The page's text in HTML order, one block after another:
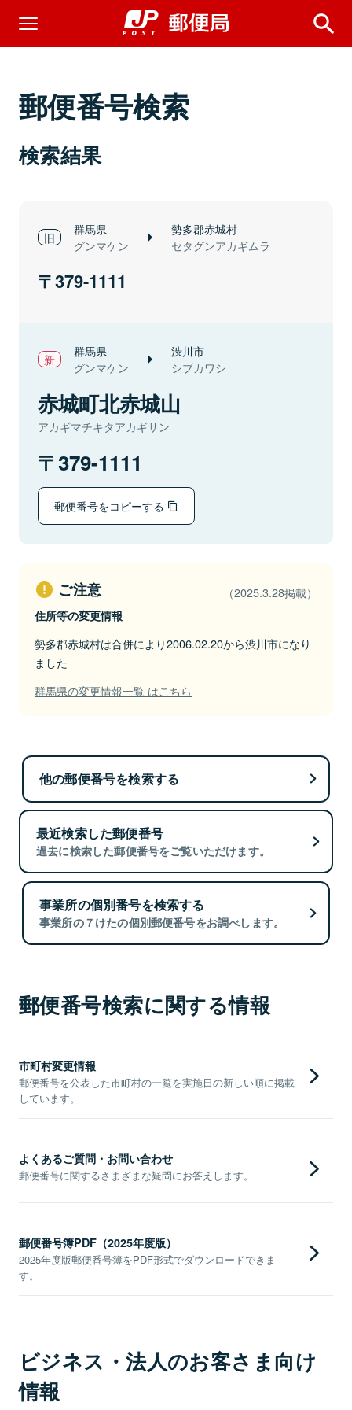
郵便番号検索
検索結果
群馬県
グンマケン
勢多郡赤城村
セタグンアカギムラ
379-1111
群馬県
グンマケン
渋川市
シブカワシ
赤城町北赤城山
アカギマチキタアカギサン
379-1111
郵便番号をコピーする
ご注意 （2025.3.28掲載）
住所等の変更情報
勢多郡赤城村は合併により2006.02.20から渋川市になり
ました
群馬県の変更情報一覧 はこちら
他の郵便番号を検索する
最近検索した郵便番号
過去に検索した郵便番号をご覧いただけます。
事業所の個別番号を検索する
事業所の７けたの個別郵便番号をお調べします。
郵便番号検索に関する情報
市町村変更情報
郵便番号を公表した市町村の一覧を実施日の新しい順に掲載
しています。
よくあるご質問・お問い合わせ
郵便番号に関するさまざまな疑問にお答えします。
郵便番号簿PDF（2025年度版）
2025年度版郵便番号簿をPDF形式でダウンロードできま
す。
ビジネス・法人のお客さま向け
情報